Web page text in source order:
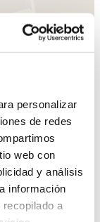
personalizar
de redes
web con
y análisis
información
a